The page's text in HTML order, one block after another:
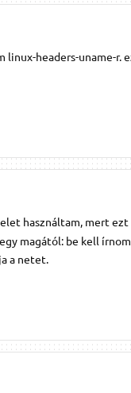
linux-headers-uname-r.
használtam, mert
magától: be kell
a netet.